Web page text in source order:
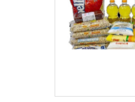
natal.É reconhecida por
os serviços e
qualificações possíveis
possuir escritório de alta
um time de